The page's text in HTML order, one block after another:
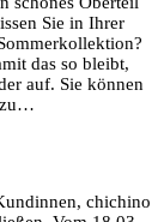
Sie in Ihrer
das so bleibt,
auf. Sie können
zu…
chichino